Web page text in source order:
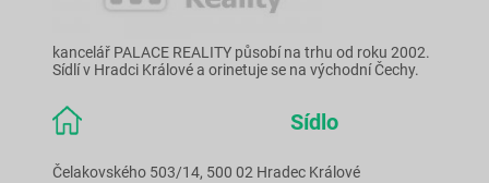
kancelář PALACE REALITY působí na trhu od roku 2002.
Sídlí v Hradci Králové a orinetuje se na východní Čechy.
Sídlo
Čelakovského 503/14, 500 02 Hradec Králové